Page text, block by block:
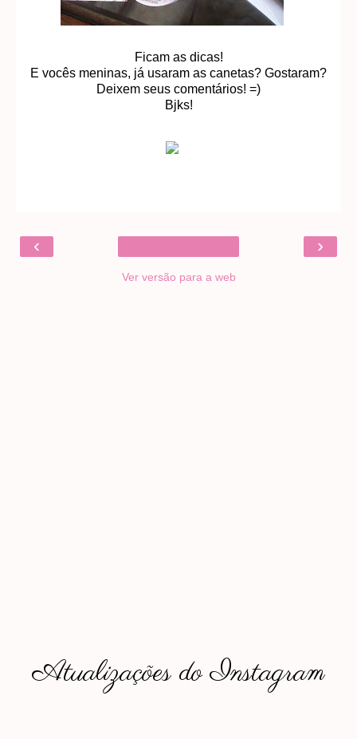
Ficam as dicas!
E vocês meninas, já usaram as canetas? Gostaram?
Deixem seus comentários! =)
Bjks!
‹ ›
Ver versão para a web
Atualizações do Instagram